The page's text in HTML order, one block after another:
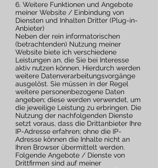
6. Weitere Funktionen und Angebote
meiner Website / Einbindung von
Diensten und Inhalten Dritter (Plug-in-
Anbieter)
Neben der rein informatorischen
(betrachtenden) Nutzung meiner
Website biete ich verschiedene
Leistungen an, die Sie bei Interesse
aktiv nutzen können. Hierdurch werden
weitere Datenverarbeitungsvorgänge
ausgelöst. Sie müssen in der Regel
weitere personenbezogene Daten
angeben; diese werden verwendet, um
die jeweilige Leistung zu erbringen. Die
Nutzung der nachfolgenden Dienste
setzt voraus, dass die Drittanbieter Ihre
IP-Adresse erfahren; ohne die IP-
Adresse können die Inhalte nicht an
Ihren Browser übermittelt werden.
Folgende Angebote / Dienste von
Drittfirmen sind auf meiner